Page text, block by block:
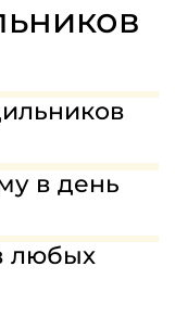
в день
любых